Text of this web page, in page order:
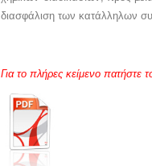
διασφάλιση των κατάλληλων
Για το πλήρες κείμενο πατήστε